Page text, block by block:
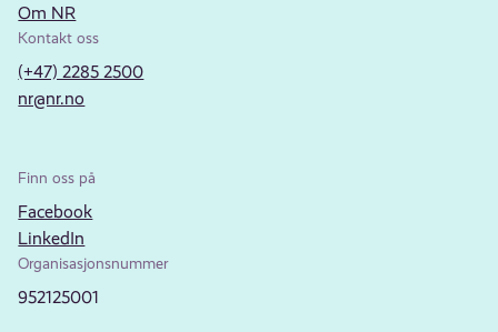
Om NR
Kontakt oss
(+47) 2285 2500
nr@nr.no
Finn oss på
Facebook
LinkedIn
Organisasjonsnummer
952125001